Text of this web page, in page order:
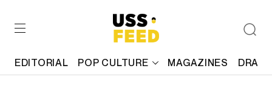
EDITORIAL POP CULTURE MAGAZINES